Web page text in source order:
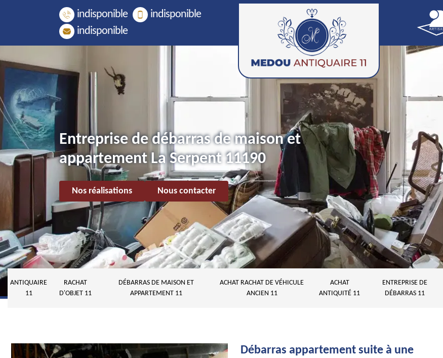
indisponible
indisponible
indisponible
Entreprise de débarras de maison et
appartement La Serpent 11190
Nos réalisations Nous contacter
ANTIQUAIRE
11
RACHAT
D'OBJET 11
DÉBARRAS DE MAISON ET
APPARTEMENT 11
ACHAT RACHAT DE VÉHICULE
ANCIEN 11
ACHAT
ANTIQUITÉ 11
ENTREPRISE DE
DÉBARRAS 11
Débarras appartement suite à une